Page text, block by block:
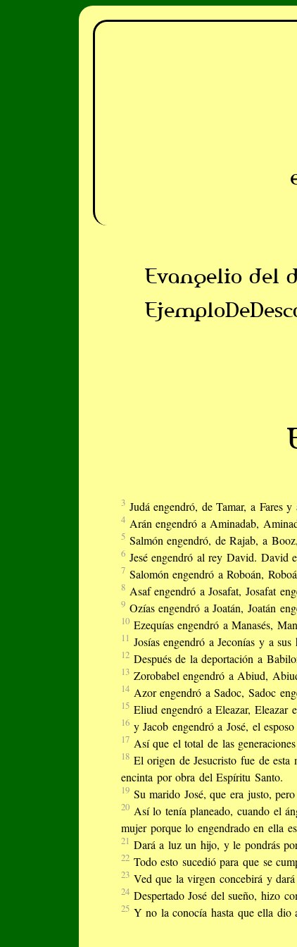
Evangelio del
3 Judá engendró, de Tamar, a Fares
4 Arán engendró a Aminadab,
5 Salmón engendró, de Rajab, a
6 Jesé engendró al rey David. David
7 Salomón engendró a Roboán,
8 Asaf engendró a Josafat, Josafat
9 Ozías engendró a Joatán, Joatán
10 Ezequías engendró a Manasés,
11 Josías engendró a Jeconías y a
12 Después de la deportación a
13 Zorobabel engendró a Abiud,
14 Azor engendró a Sadoc, Sadoc
15 Eliud engendró a Eleazar, Eleazar
16 y Jacob engendró a José, el
17 Así que el total de las
18 El origen de Jesucristo fue de esta
encinta por obra del Espíritu Santo.
19 Su marido José, que era justo,
20 Así lo tenía planeado, cuando el
mujer porque lo engendrado en ella
21 Dará a luz un hijo, y le pondrás
22 Todo esto sucedió para que se
23 Ved que la virgen concebirá y
24 Despertado José del sueño, hizo
25 Y no la conocía hasta que ella